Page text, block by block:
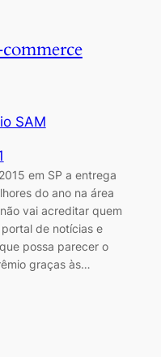
SAM
em SP a entrega
do ano na área
vai acreditar quem
de notícias e
possa parecer o
graças às…